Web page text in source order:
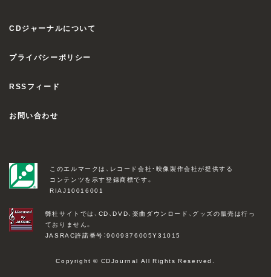
CDジャーナルについて
プライバシーポリシー
RSSフィード
お問い合わせ
このエルマークは、レコード会社・映像製作会社が提供する
コンテンツを示す登録商標です。
RIAJ10016001
弊社サイトでは、CD、DVD、楽曲ダウンロード、グッズの販売は行っ
ておりません。
JASRAC許諾番号：9009376005Y31015
Copyright © CDJournal All Rights Reserved.